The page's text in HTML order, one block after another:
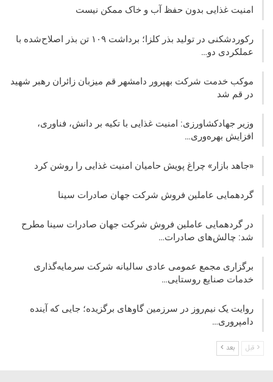
امنیت غذایی بدون حفظ آب و خاک ممکن نیست
رکوردشکنی در تولید بذر کلزا؛ برداشت ۱۰۹ تن بذر اصلاح‌شده با
عملکردی دو…
موکب خدمت شرکت بهپرور دامشهر قم میزبان زائران رهبر شهید
در قم شد
وزیر جهادکشاورزی: امنیت غذایی با تکیه بر دانش، فناوری،
افزایش بهره‌وری…
«جاهد بازار» چراغ پویش حامیان امنیت غذایی را روشن کرد
گردهمایی عاملین فروش شرکت جهان صادرات سینا
در گردهمایی عاملین فروش شرکت جهان صادرات سینا مطرح
شد: چالش‌های صادرات…
برگزاری مجمع عمومی عادی سالیانه شرکت سرمایه‌گذاری
خدمات صنایع روستایی…
روایت یک نیم‌روز در سرزمین گاوهای برگزیده؛ جایی که آینده
دامپروری…
قبل بعد